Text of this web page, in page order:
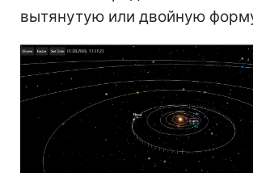
вытянутую или двойную